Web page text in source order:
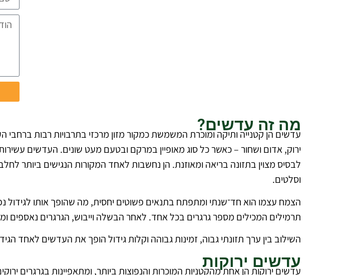
מה זה עדשים?
עדשים הן קטנייה ותיקה ומוכרת המשמשת כמקור מזון מרכזי בתרבויות רבות
ירוק, אדום ושחור – כאשר כל סוג מאופיין במרקם ובטעם מעט שונים. העדשים עשירות
לבסיס מצוין בתזונה בריאה ומאוזנת. הן נחשבות לאחד המקורות הנגישים ביותר
וסלטים.
הצמח עצמו הוא חד־שנתי ומתפתח בתנאים פשוטים יחסית, מה שהופך אותו לגידול
תרמילים המכילים מספר גרגרים בכל אחד. לאחר הבשלה וייבוש, הגרגרים נאספים
השילוב בין ערך תזונתי גבוה, זמינות גבוהה וקלות גידול הופך את העדשים לאחד
עדשים ירוקות
עדשים ירוקות הן אחת מהקטניות המוכרות והנפוצות ביותר, ומתאפיינות בגרגרים